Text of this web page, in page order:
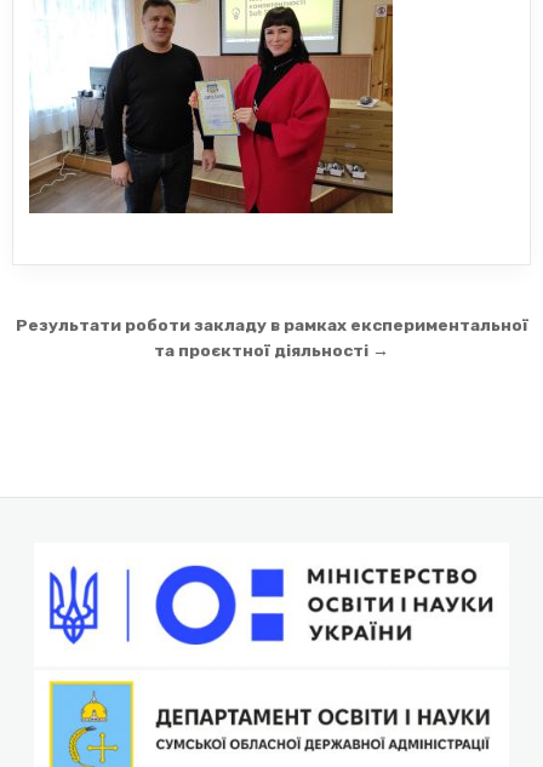
Навігація
Результати роботи закладу в рамках експериментальної
та проєктної діяльності →